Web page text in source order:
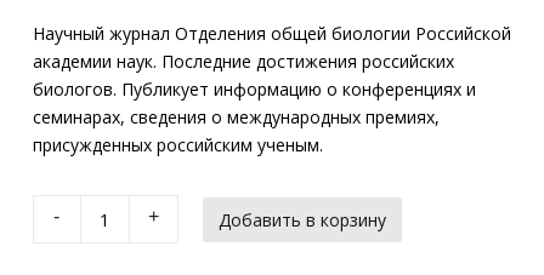
Научный журнал Отделения общей биологии Российской
академии наук. Последние достижения российских
биологов. Публикует информацию о конференциях и
семинарах, сведения о международных премиях,
присужденных российским ученым.
- +